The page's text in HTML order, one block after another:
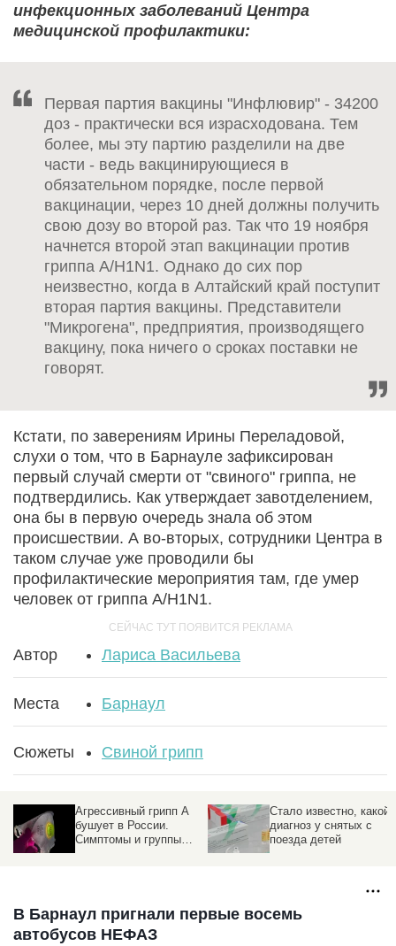
инфекционных заболеваний Центра
медицинской профилактики:
Первая партия вакцины "Инфлювир" - 34200
доз - практически вся израсходована. Тем
более, мы эту партию разделили на две
части - ведь вакцинирующиеся в
обязательном порядке, после первой
вакцинации, через 10 дней должны получить
свою дозу во второй раз. Так что 19 ноября
начнется второй этап вакцинации против
гриппа A/H1N1. Однако до сих пор
неизвестно, когда в Алтайский край поступит
вторая партия вакцины. Представители
"Микрогена", предприятия, производящего
вакцину, пока ничего о сроках поставки не
говорят.
Кстати, по заверениям Ирины Переладовой,
слухи о том, что в Барнауле зафиксирован
первый случай смерти от "свиного" гриппа, не
подтвердились. Как утверждает завотделением,
она бы в первую очередь знала об этом
происшествии. А во-вторых, сотрудники Центра в
таком случае уже проводили бы
профилактические мероприятия там, где умер
человек от гриппа A/H1N1.
Автор Лариса Васильева
Места Барнаул
Сюжеты Свиной грипп
Агрессивный грипп А
бушует в России.
Симптомы и группы
Стало известно, какой
диагноз у снятых с
поезда детей
В Барнаул пригнали первые восемь
автобусов НЕФАЗ